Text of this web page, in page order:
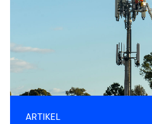
ARTIKEL